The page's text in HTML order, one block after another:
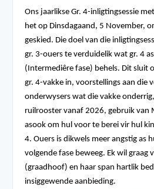
Ons jaarlikse Gr. 4-inligtingsessie
het op Dinsdagaand, 5 November,
geskied. Die doel van die
gr. 3-ouers te verduidelik wat gr. 4
(Intermediêre fase) behels. Dit sluit
gr. 4-vakke in, voorstellings aan die
onderwysers wat die vakke
ruilrooster vanaf 2026, gebruik van
asook om hul voor te berei vir hul
4. Ouers is dikwels meer angstig as
volgende fase beweeg. Ek wil graag
(graadhoof) en haar span hartlik
insiggewende aanbieding.